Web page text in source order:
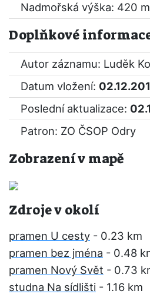
Nadmořská výška: 420 m
Doplňkové
Autor záznamu: Luděk
Datum vložení:
Poslední aktualizace:
Patron: ZO ČSOP Odry
Zobrazení v mapě
Zdroje v okolí
pramen U cesty - 0.23 km
pramen bez jména - 0.48
pramen Nový Svět - 0.73
studna Na sídlišti - 1.16 km